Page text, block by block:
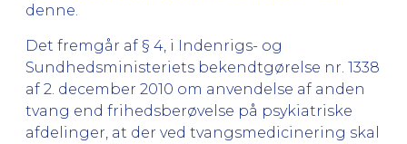
denne.
Det fremgår af § 4, i Indenrigs- og
Sundhedsministeriets bekendtgørelse nr. 1338
af 2. december 2010 om anvendelse af anden
tvang end frihedsberøvelse på psykiatriske
afdelinger, at der ved tvangsmedicinering skal